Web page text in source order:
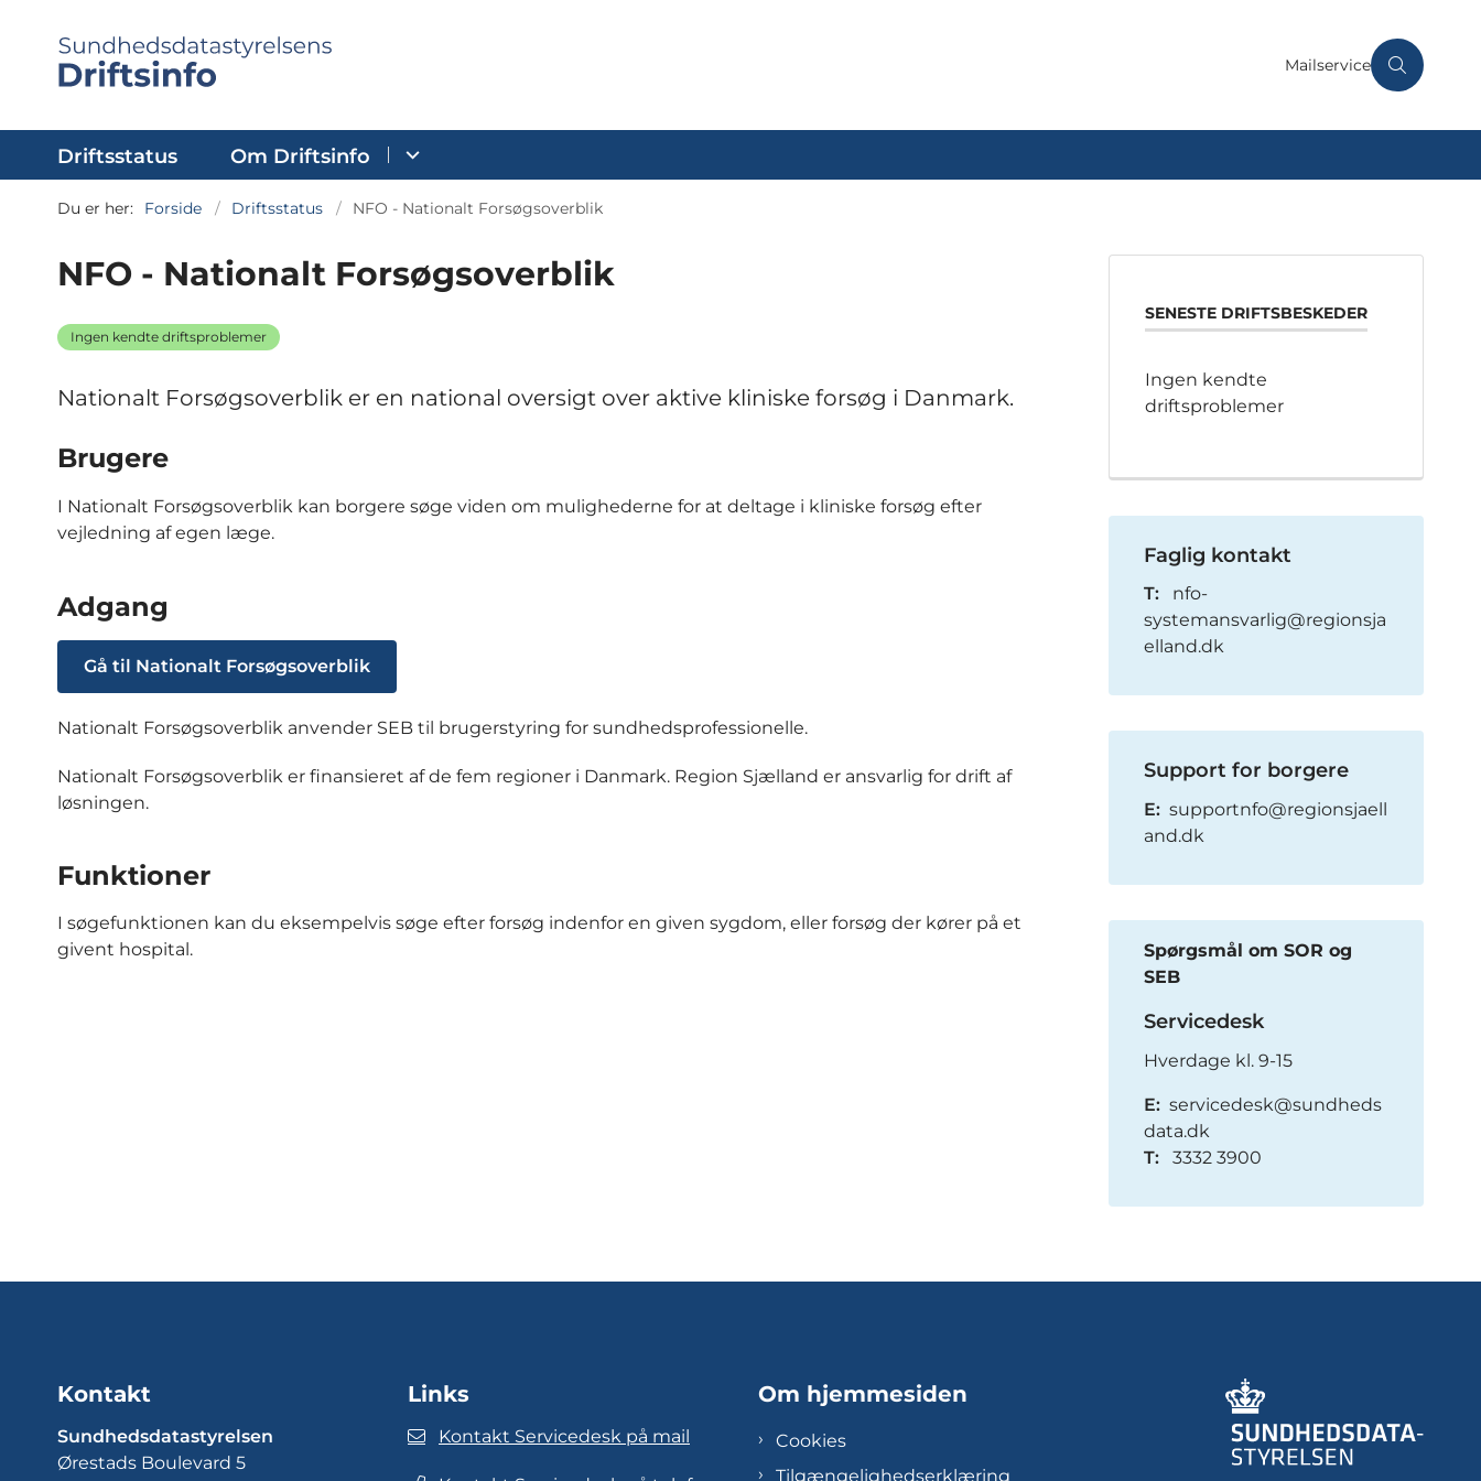
Mailservice
Driftsstatus Om Driftsinfo
Du er her: Forside Driftsstatus NFO - Nationalt Forsøgsoverblik
NFO - Nationalt Forsøgsoverblik
Ingen kendte driftsproblemer
Nationalt Forsøgsoverblik er en national oversigt over aktive kliniske forsøg i Danmark.
Brugere
I Nationalt Forsøgsoverblik kan borgere søge viden om mulighederne for at deltage i kliniske forsøg efter
vejledning af egen læge.
Adgang
Gå til Nationalt Forsøgsoverblik
Nationalt Forsøgsoverblik anvender SEB til brugerstyring for sundhedsprofessionelle.
Nationalt Forsøgsoverblik er finansieret af de fem regioner i Danmark. Region Sjælland er ansvarlig for drift af
løsningen.
Funktioner
I søgefunktionen kan du eksempelvis søge efter forsøg indenfor en given sygdom, eller forsøg der kører på et
givent hospital.
SENESTE DRIFTSBESKEDER
Ingen kendte
driftsproblemer
Faglig kontakt
T:
nfo-
systemansvarlig@regionsja
elland.dk
Support for borgere
E: supportnfo@regionsjaell
and.dk
Spørgsmål om SOR og
SEB
Servicedesk
Hverdage kl. 9-15
E: servicedesk@sundheds
data.dk
T:
3332 3900
Kontakt
Sundhedsdatastyrelsen
Ørestads Boulevard 5
Links
Kontakt Servicedesk på mail
Om hjemmesiden
Cookies
Tilgængelighedserklæring